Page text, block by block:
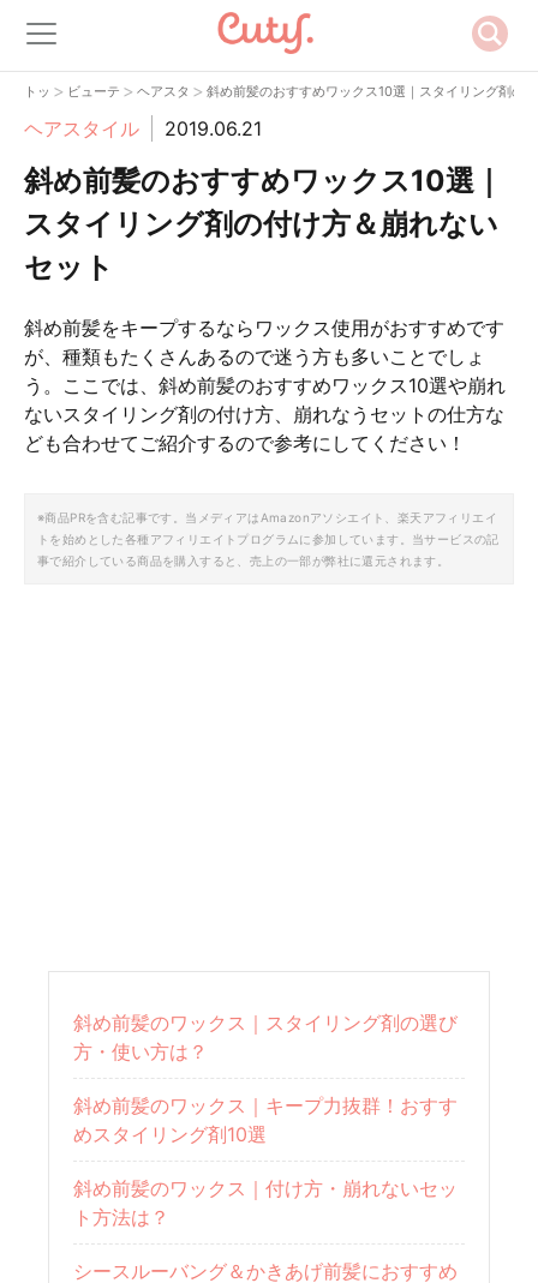
トップ
> ビューティー
> ヘアスタイル
> 斜め前髪のおすすめワックス10選｜スタイリング剤の
ヘアスタイル 2019.06.21
斜め前髪のおすすめワックス10選｜
スタイリング剤の付け方＆崩れない
セット
斜め前髪をキープするならワックス使用がおすすめです
が、種類もたくさんあるので迷う方も多いことでしょ
う。ここでは、斜め前髪のおすすめワックス10選や崩れ
ないスタイリング剤の付け方、崩れなうセットの仕方な
ども合わせてご紹介するので参考にしてください！
※商品PRを含む記事です。当メディアはAmazonアソシエイト、楽天アフィリエイ
トを始めとした各種アフィリエイトプログラムに参加しています。当サービスの記
事で紹介している商品を購入すると、売上の一部が弊社に還元されます。
斜め前髪のワックス｜スタイリング剤の選び
方・使い方は？
斜め前髪のワックス｜キープ力抜群！おすす
めスタイリング剤10選
斜め前髪のワックス｜付け方・崩れないセッ
ト方法は？
シースルーバング＆かきあげ前髪におすすめ